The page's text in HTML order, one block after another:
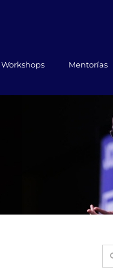
Workshops Mentorías